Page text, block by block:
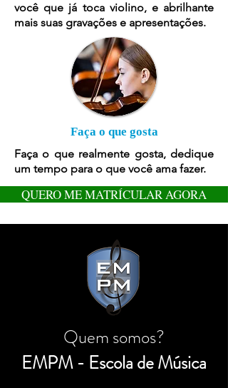
você que já toca violino, e abrilhante
mais suas gravações e apresentações.
Faça o que gosta
Faça o que realmente gosta, dedique
um tempo para o que você ama fazer.
QUERO ME MATRÍCULAR AGORA
Quem somos?
EMPM - Escola de Música